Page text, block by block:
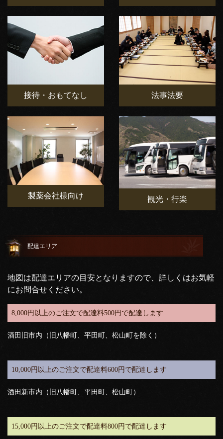
接待・おもてなし 法事法要
製薬会社様向け 観光・行楽
配達エリア
地図は配達エリアの目安となりますので、詳しくはお気軽
にお問合せください。
8,000円以上のご注文で配達料500円で配達します
酒田旧市内（旧八幡町、平田町、松山町を除く）
10,000円以上のご注文で配達料600円で配達します
酒田新市内（旧八幡町、平田町、松山町）
15,000円以上のご注文で配達料800円で配達します